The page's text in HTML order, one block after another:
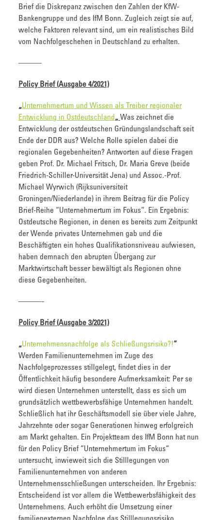
Brief die Diskrepanz zwischen den Zahlen der KfW-
Bankengruppe und des IfM Bonn. Zugleich zeigt sie auf,
welche Faktoren relevant sind, um ein realistisches Bild
vom Nachfolgeschehen in Deutschland zu erhalten.
———
Policy Brief (Ausgabe 4/2021)
„Unternehmertum und Wissen als Treiber regionaler
Entwicklung in Ostdeutschland„ Was zeichnet die
Entwicklung der ostdeutschen Gründungslandschaft seit
Ende der DDR aus? Welche Rolle spielen dabei die
regionalen Gegebenheiten? Antworten auf diese Fragen
geben Prof. Dr. Michael Fritsch, Dr. Maria Greve (beide
Friedrich-Schiller-Universität Jena) und Assoc.-Prof.
Michael Wyrwich (Rijksuniversiteit
Groningen/Niederlande) in ihrem Beitrag für die Policy
Brief-Reihe “Unternehmertum im Fokus“. Ein Ergebnis:
Ostdeutsche Regionen, in denen es bereits zum Zeitpunkt
der Wende privates Unternehmen gab und die
Beschäftigten ein hohes Qualifikationsniveau aufwiesen,
haben demnach den abrupten Übergang zur
Marktwirtschaft besser bewältigt als Regionen ohne
diese Gegebenheiten.
———-
Policy Brief (Ausgabe 3/2021)
„Unternehmensnachfolge als Schließungsrisiko?!“
Werden Familienunternehmen im Zuge des
Nachfolgeprozesses stillgelegt, findet dies in der
Öffentlichkeit häufig besondere Aufmerksamkeit: Per se
wird diesen Unternehmen unterstellt, dass es sich um
grundsätzlich wettbewerbsfähige Unternehmen handelt.
Schließlich hat ihr Geschäftsmodell sie über viele Jahre,
Jahrzehnte oder sogar Generationen hinweg erfolgreich
am Markt gehalten. Ein Projektteam des IfM Bonn hat nun
für den Policy Brief “Unternehmertum im Fokus“
untersucht, inwieweit sich die Stilllegungen von
Familienunternehmen von anderen
Unternehmensschließungen unterscheiden. Ihr Ergebnis:
Entscheidend ist vor allem die Wettbewerbsfähigkeit des
Unternehmens. Auch erhöht die Umsetzung einer